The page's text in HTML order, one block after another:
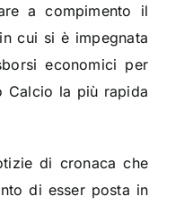
a compimento il
cui si è impegnata
economici per
Calcio la più rapida
di cronaca che
di esser posta in